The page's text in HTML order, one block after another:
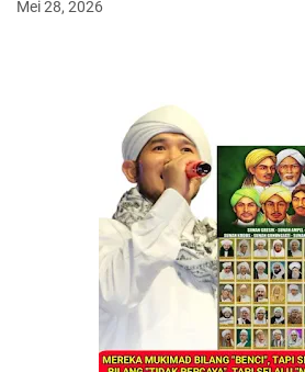
Mei 28, 2026